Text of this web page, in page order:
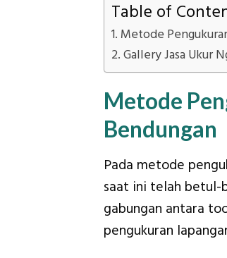
Table of
Metode
Gallery Jasa Ukur
Metode
Bendungan
Pada metode
saat ini telah betul-
gabungan antara
pengukuran